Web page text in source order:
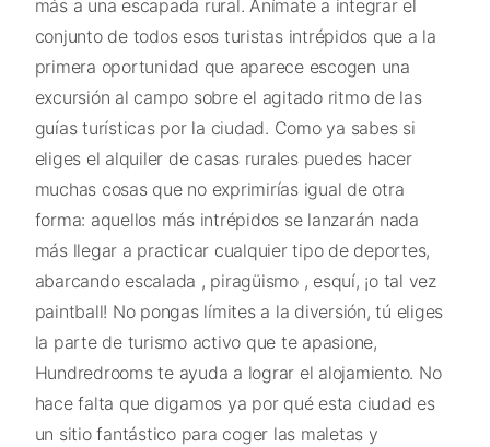
más a una escapada rural. Anímate a integrar el
conjunto de todos esos turistas intrépidos que a la
primera oportunidad que aparece escogen una
excursión al campo sobre el agitado ritmo de las
guías turísticas por la ciudad. Como ya sabes si
eliges el alquiler de casas rurales puedes hacer
muchas cosas que no exprimirías igual de otra
forma: aquellos más intrépidos se lanzarán nada
más llegar a practicar cualquier tipo de deportes,
abarcando escalada , piragüismo , esquí, ¡o tal vez
paintball! No pongas límites a la diversión, tú eliges
la parte de turismo activo que te apasione,
Hundredrooms te ayuda a lograr el alojamiento. No
hace falta que digamos ya por qué esta ciudad es
un sitio fantástico para coger las maletas y